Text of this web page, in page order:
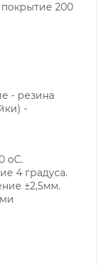
200
- резина
-
оС.
4 градуса.
±2,5мм.